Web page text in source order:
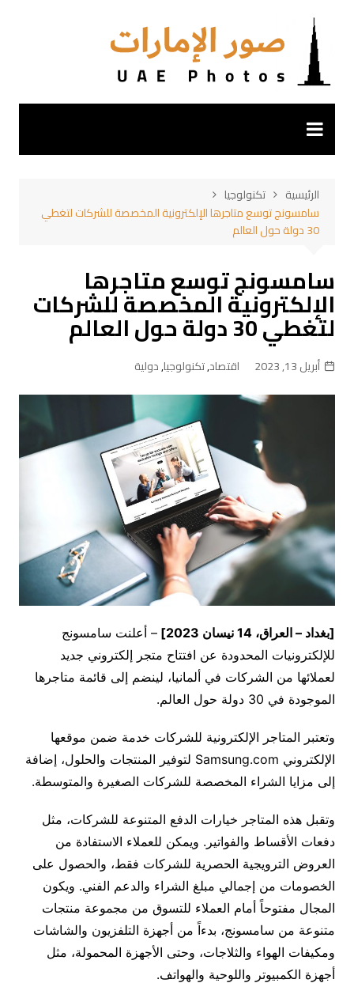
المحتوى
الرئيسية
تكنولوجيا
سامسونج توسع متاجرها الإلكترونية المخصصة للشركات لتغطي
30 دولة حول العالم
سامسونج توسع متاجرها
الإلكترونية المخصصة للشركات
لتغطي 30 دولة حول العالم
أبريل 13, 2023 اقتصاد,تكنولوجيا,دولية
[بغداد – العراق، 14نيسان 2023]
– أعلنت سامسونج
للإلكترونيات المحدودة عن افتتاح متجر إلكتروني جديد
لعملائها من الشركات في ألمانيا، لينضم إلى قائمة متاجرها
الموجودة في 30 دولة حول العالم.
وتعتبر المتاجر الإلكترونية للشركات خدمة ضمن موقعها
الإلكتروني Samsung.com لتوفير المنتجات والحلول، إضافة
إلى مزايا الشراء المخصصة للشركات الصغيرة والمتوسطة.
وتقبل هذه المتاجر خيارات الدفع المتنوعة للشركات، مثل
دفعات الأقساط والفواتير. ويمكن للعملاء الاستفادة من
العروض الترويجية الحصرية للشركات فقط، والحصول على
الخصومات من إجمالي مبلغ الشراء والدعم الفني. ويكون
المجال مفتوحاً أمام العملاء للتسوق من مجموعة منتجات
متنوعة من سامسونج، بدءاً من أجهزة التلفزيون والشاشات
ومكيفات الهواء والثلاجات، وحتى الأجهزة المحمولة، مثل
أجهزة الكمبيوتر واللوحية والهواتف.